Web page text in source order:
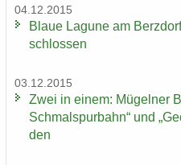
04.12.2015
Blaue La­gu­ne am
schlos­sen
03.12.2015
Zwei in einem: Mü­gel­ner
Schmal­spur­bahn“ und
den